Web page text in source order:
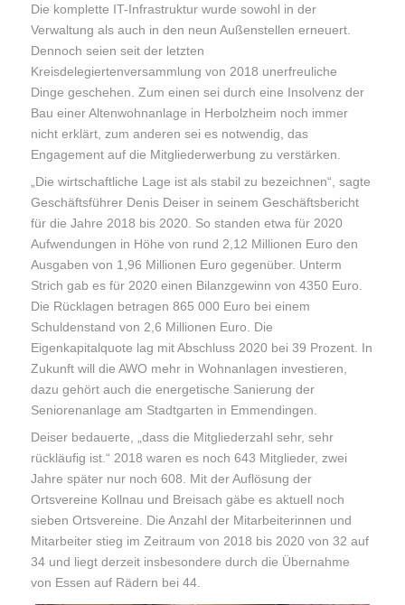
Die komplette IT-Infrastruktur wurde sowohl in der
Verwaltung als auch in den neun Außenstellen erneuert.
Dennoch seien seit der letzten
Kreisdelegiertenversammlung von 2018 unerfreuliche
Dinge geschehen. Zum einen sei durch eine Insolvenz der
Bau einer Altenwohnanlage in Herbolzheim noch immer
nicht erklärt, zum anderen sei es notwendig, das
Engagement auf die Mitgliederwerbung zu verstärken.
„Die wirtschaftliche Lage ist als stabil zu bezeichnen“, sagte
Geschäftsführer Denis Deiser in seinem Geschäftsbericht
für die Jahre 2018 bis 2020. So standen etwa für 2020
Aufwendungen in Höhe von rund 2,12 Millionen Euro den
Ausgaben von 1,96 Millionen Euro gegenüber. Unterm
Strich gab es für 2020 einen Bilanzgewinn von 4350 Euro.
Die Rücklagen betragen 865 000 Euro bei einem
Schuldenstand von 2,6 Millionen Euro. Die
Eigenkapitalquote lag mit Abschluss 2020 bei 39 Prozent. In
Zukunft will die AWO mehr in Wohnanlagen investieren,
dazu gehört auch die energetische Sanierung der
Seniorenanlage am Stadtgarten in Emmendingen.
Deiser bedauerte, „dass die Mitgliederzahl sehr, sehr
rückläufig ist.“ 2018 waren es noch 643 Mitglieder, zwei
Jahre später nur noch 608. Mit der Auflösung der
Ortsvereine Kollnau und Breisach gäbe es aktuell noch
sieben Ortsvereine. Die Anzahl der Mitarbeiterinnen und
Mitarbeiter stieg im Zeitraum von 2018 bis 2020 von 32 auf
34 und liegt derzeit insbesondere durch die Übernahme
von Essen auf Rädern bei 44.